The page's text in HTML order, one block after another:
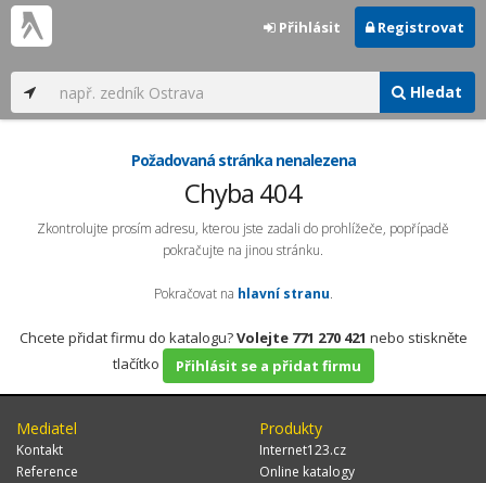
Hledat
Přihlásit Registrovat
Požadovaná stránka nenalezena
Chyba 404
Zkontrolujte prosím adresu, kterou jste zadali do prohlížeče, popřípadě
pokračujte na jinou stránku.
Pokračovat na hlavní stranu.
Chcete přidat firmu do katalogu?Volejte 771 270 421 nebo stiskněte
tlačítko
Přihlásit se a přidat firmu
Mediatel
Kontakt
Reference
Produkty
Internet123.cz
Online katalogy